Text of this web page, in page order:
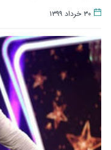
۳۰ خرداد ۱۳۹۹